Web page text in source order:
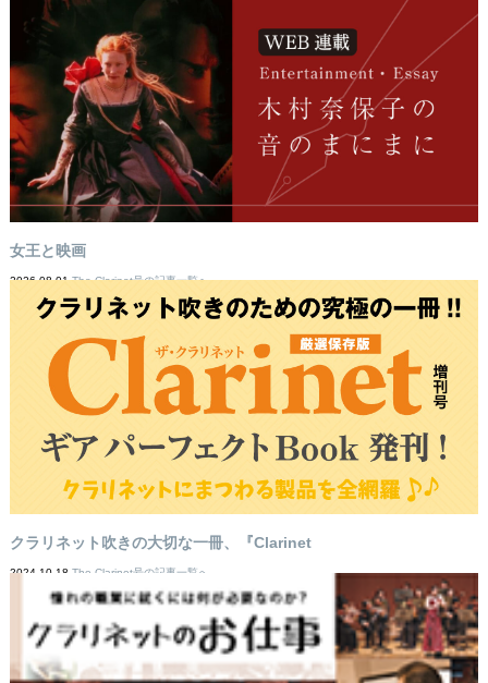
女王と映画
2026-08-01The Clarinet号の記事一覧へ
クラリネット吹きの大切な一冊、『Clarinet
2024-10-18 The Clarinet号の記事一覧へ